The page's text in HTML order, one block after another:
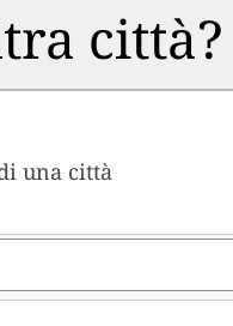
città?
una città